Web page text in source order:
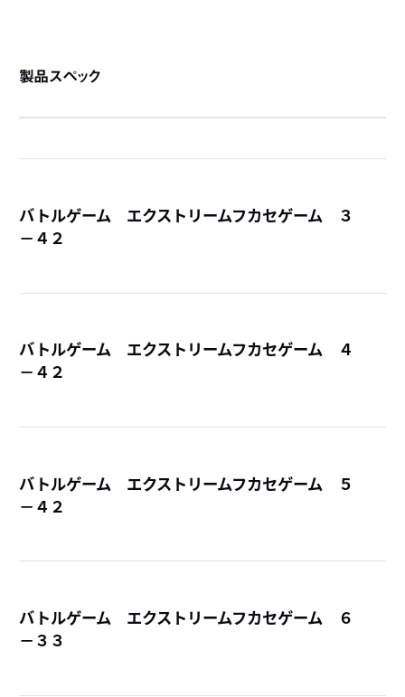
製品スペック
バトルゲーム エクストリームフカセゲーム ３
－４２
バトルゲーム エクストリームフカセゲーム ４
－４２
バトルゲーム エクストリームフカセゲーム ５
－４２
バトルゲーム エクストリームフカセゲーム ６
－３３